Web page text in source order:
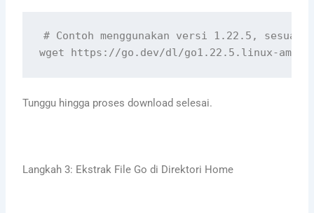
# Contoh menggunakan versi 1.22.5,
Tunggu hingga proses download selesai.
Langkah 3: Ekstrak File Go di Direktori Home